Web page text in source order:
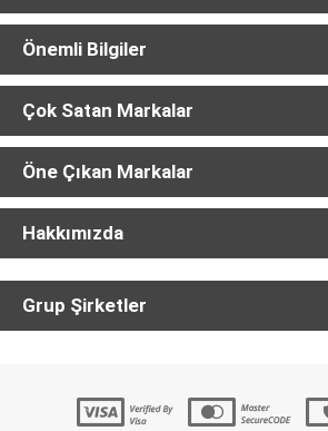
Önemli Bilgiler
Çok Satan Markalar
Öne Çıkan Markalar
Hakkımızda
Grup Şirketler